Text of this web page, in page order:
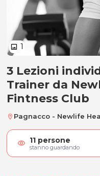
image 1
3 Lezioni
3 Lezioni
Trainer da
Fintness Club
location_on Pagnacco - Newlife
visibility 11 persone
stanno guardando